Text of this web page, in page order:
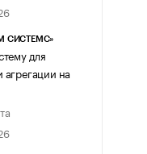
СИСТЕМС»
для
агрегации на